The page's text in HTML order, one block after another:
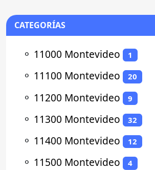
CATEGORÍAS
⚬ 11000 Montevideo 1
⚬ 11100 Montevideo 20
⚬ 11200 Montevideo 9
⚬ 11300 Montevideo 32
⚬ 11400 Montevideo 12
⚬ 11500 Montevideo 4